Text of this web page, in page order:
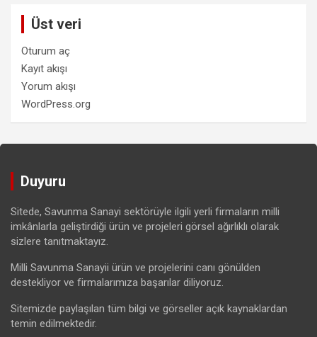
Üst veri
Oturum aç
Kayıt akışı
Yorum akışı
WordPress.org
Duyuru
Sitede, Savunma Sanayi sektörüyle ilgili yerli firmaların milli
imkânlarla geliştirdiği ürün ve projeleri görsel ağırlıklı olarak
sizlere tanıtmaktayız.
Milli Savunma Sanayii ürün ve projelerini canı gönülden
destekliyor ve firmalarımıza başarılar diliyoruz.
Sitemizde paylaşılan tüm bilgi ve görseller açık kaynaklardan
temin edilmektedir.